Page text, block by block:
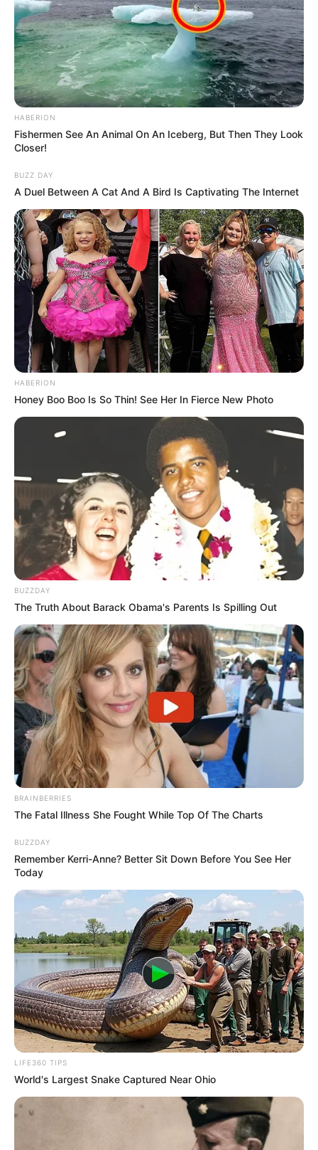
HABERION
Fishermen See An Animal On An Iceberg, But Then They Look
Closer!
BUZZ DAY
A Duel Between A Cat And A Bird Is Captivating The Internet
HABERION
Honey Boo Boo Is So Thin! See Her In Fierce New Photo
BUZZDAY
The Truth About Barack Obama's Parents Is Spilling Out
BRAINBERRIES
The Fatal Illness She Fought While Top Of The Charts
BUZZDAY
Remember Kerri-Anne? Better Sit Down Before You See Her
Today
LIFE360 TIPS
World's Largest Snake Captured Near Ohio